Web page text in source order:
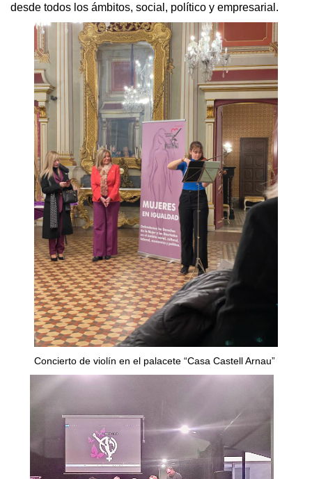
desde todos los ámbitos, social, político y empresarial.
Concierto de violín en el palacete “Casa Castell Arnau”